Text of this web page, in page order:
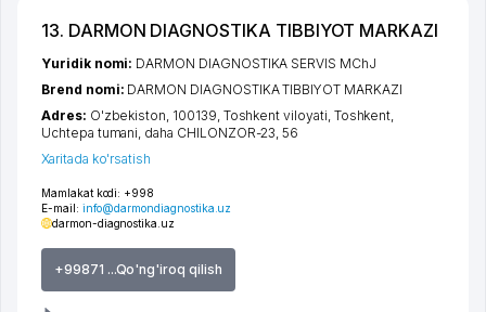
13. DARMON DIAGNOSTIKA TIBBIYOT MARKAZI
Mamlakat kodi: +998
E-mail: info@darmondiagnostika.uz
darmon-diagnostika.uz
+99871 ...Qo'ng'iroq qilish
Yuridik nomi: DARMON DIAGNOSTIKA SERVIS MChJ
Brend nomi: DARMON DIAGNOSTIKA TIBBIYOT MARKAZI
Adres: O'zbekiston, 100139, Toshkent viloyati, Toshkent,
Uchtepa tumani, daha CHILONZOR-23, 56
Xaritada ko'rsatish